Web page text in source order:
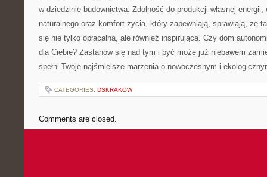
w dziedzinie‌ budownictwa. Zdolność do produkcji⁢ własnej energii,
naturalnego oraz komfort życia, który ⁣zapewniają, sprawiają, że
się nie tylko opłacalna, ale również inspirująca. ‌Czy dom
dla Ciebie? Zastanów się nad tym i być może ⁤już niebawem
spełni ⁢Twoje najśmielsze marzenia o⁢ nowoczesnym i
CATEGORIES: DSKRAKOW
Comments are closed.